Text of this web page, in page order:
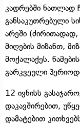
კადრებში ნათლად
განსაკუთრებული
არეში (ძირითადად,
მიღების მიზანთ,
მოქალაქეს.
გარკვეული
12 ივნისს
დაკავშირებით,
დამატებით